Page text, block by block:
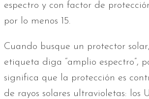
espectro y con factor de
por lo menos 15.
Cuando busque un protector
etiqueta diga “amplio espectro”,
significa que la protección es
de rayos solares ultravioletas: los